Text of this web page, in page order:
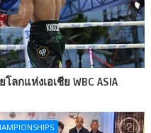
กแห่งเอเชีย WBC ASIA